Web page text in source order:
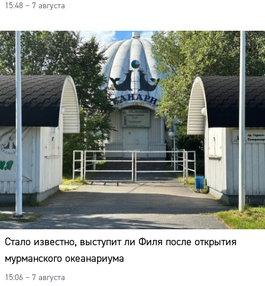
15:48 – 7 августа
Стало известно, выступит ли Филя после открытия
мурманского океанариума
15:06 – 7 августа